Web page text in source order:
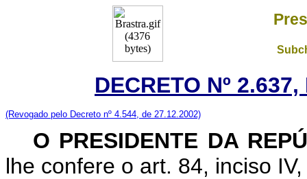
DECRETO Nº
(Revogado pelo Decreto nº 4.544, de 27.12.2002)
O PRESIDENTE DA
lhe confere o art. 84, inciso